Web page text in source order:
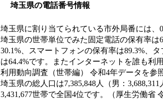
埼玉県の電話番号情報
埼玉県に割り当てられている市外局番には、
埼玉県の世帯単位でみた固定電話の保有率は
30.1%、スマートフォンの保有率は89.3%、
は64.4%です。またインターネットを誰も利
利用動向調査（世帯編） 令和4年データを参照
埼玉県の総人口は7,385,848人（男：
3,431,677世帯で全国4位です。（厚生労働省